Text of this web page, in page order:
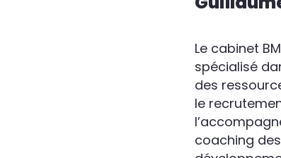
Le cabinet
spécialisé
des
le
coaching